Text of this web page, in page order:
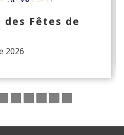
des Fêtes de
2026